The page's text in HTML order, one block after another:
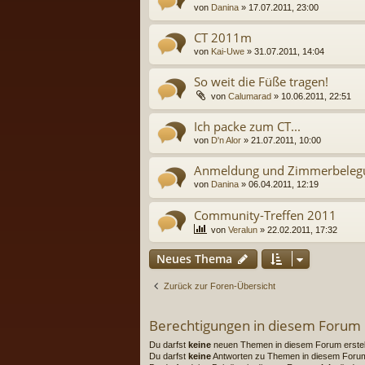
von Danina » 17.07.2011, 23:00
CT 2011m
von Kai-Uwe » 31.07.2011, 14:04
So weit die Füße tragen!
von Calumarad » 10.06.2011, 22:51
Ich packe zum CT...
von D'n Alor » 21.07.2011, 10:00
Anmeldung und
von Danina » 06.04.2011, 12:19
Community-Treffen 2011
von Veralun » 22.02.2011, 17:32
Neues Thema
Zurück zur Foren-Übersicht
Berechtigungen in diesem Forum
Du darfst keine neuen Themen in diesem Forum
Du darfst keineAntworten zu Themen in diesem